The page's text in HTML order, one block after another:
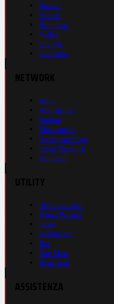
Basket
Tennis
Running
Volley
eSports
Ciclismo
Auto
Autosprint
Inmoto
Motosprint
Guerinsportivo
Sport Network
Fantacup
Abbonamenti
Prima Pagina
Store
Pubblicità
Rss
Site Map
Registrati